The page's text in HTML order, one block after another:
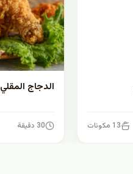
13 مكونات
الدجاج المقلي
30 دقيقة